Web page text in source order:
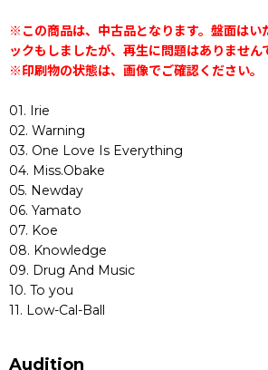
※この商品は、中古品となります。盤面はい
ックもしましたが、再生に問題はありません
※印刷物の状態は、画像でご確認ください。
01. Irie
02. Warning
03. One Love Is Everything
04. Miss.Obake
05. Newday
06. Yamato
07. Koe
08. Knowledge
09. Drug And Music
10. To you
11. Low-Cal-Ball
Audition